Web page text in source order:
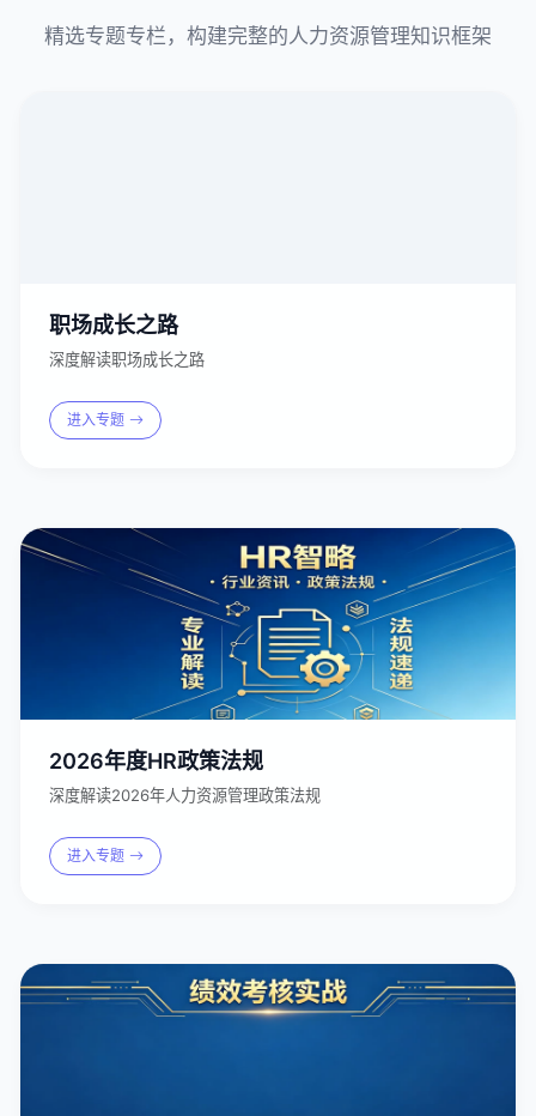
精选专题专栏，构建完整的人力资源管理知识框架
职场成长之路
深度解读职场成长之路
进入专题
2026年度HR政策法规
深度解读2026年人力资源管理政策法规
进入专题